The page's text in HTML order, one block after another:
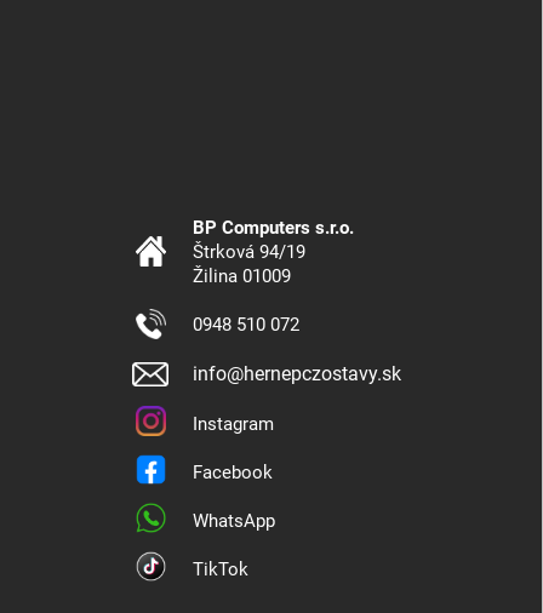
BP Computers s.r.o.
Štrková 94/19
Žilina 01009
0948 510 072
info@hernepczostavy.sk
Instagram
Facebook
WhatsApp
TikTok